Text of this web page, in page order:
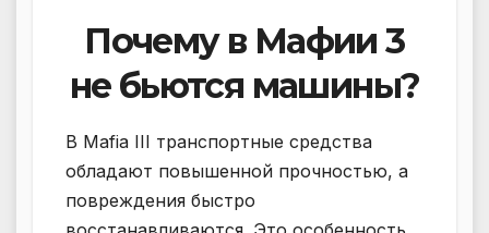
Почему в Мафии 3
не бьются машины?
В Mafia III транспортные средства
обладают повышенной прочностью, а
повреждения быстро